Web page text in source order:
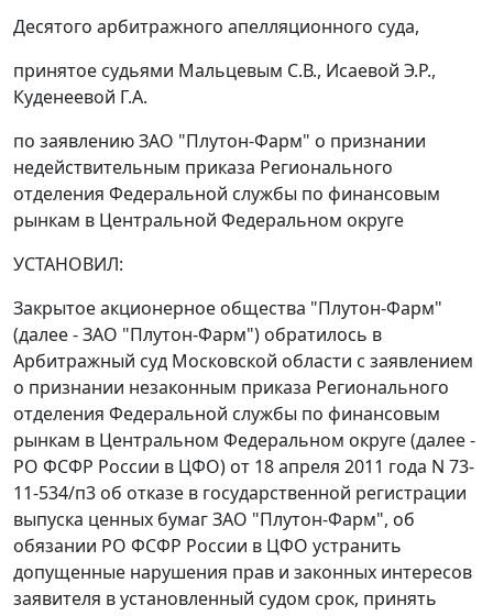
Десятого арбитражного апелляционного суда,
принятое судьями Мальцевым С.В., Исаевой Э.Р.,
Куденеевой Г.А.
по заявлению ЗАО "Плутон-Фарм" о признании
недействительным приказа Регионального
отделения Федеральной службы по финансовым
рынкам в Центральной Федеральном округе
УСТАНОВИЛ:
Закрытое акционерное общества "Плутон-Фарм"
(далее - ЗАО "Плутон-Фарм") обратилось в
Арбитражный суд Московской области с заявлением
о признании незаконным приказа Регионального
отделения Федеральной службы по финансовым
рынкам в Центральном Федеральном округе (далее -
РО ФСФР России в ЦФО) от 18 апреля 2011 года N 73-
11-534/п3 об отказе в государственной регистрации
выпуска ценных бумаг ЗАО "Плутон-Фарм", об
обязании РО ФСФР России в ЦФО устранить
допущенные нарушения прав и законных интересов
заявителя в установленный судом срок, принять